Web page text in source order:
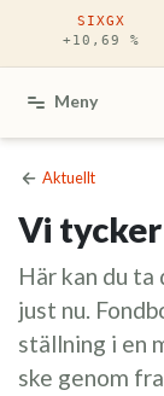
Hoppa tillSIXGX
+10,69 %
Meny
Aktuellt
Vi tycker
Här kan du
just nu.
ställning i en
ske genom